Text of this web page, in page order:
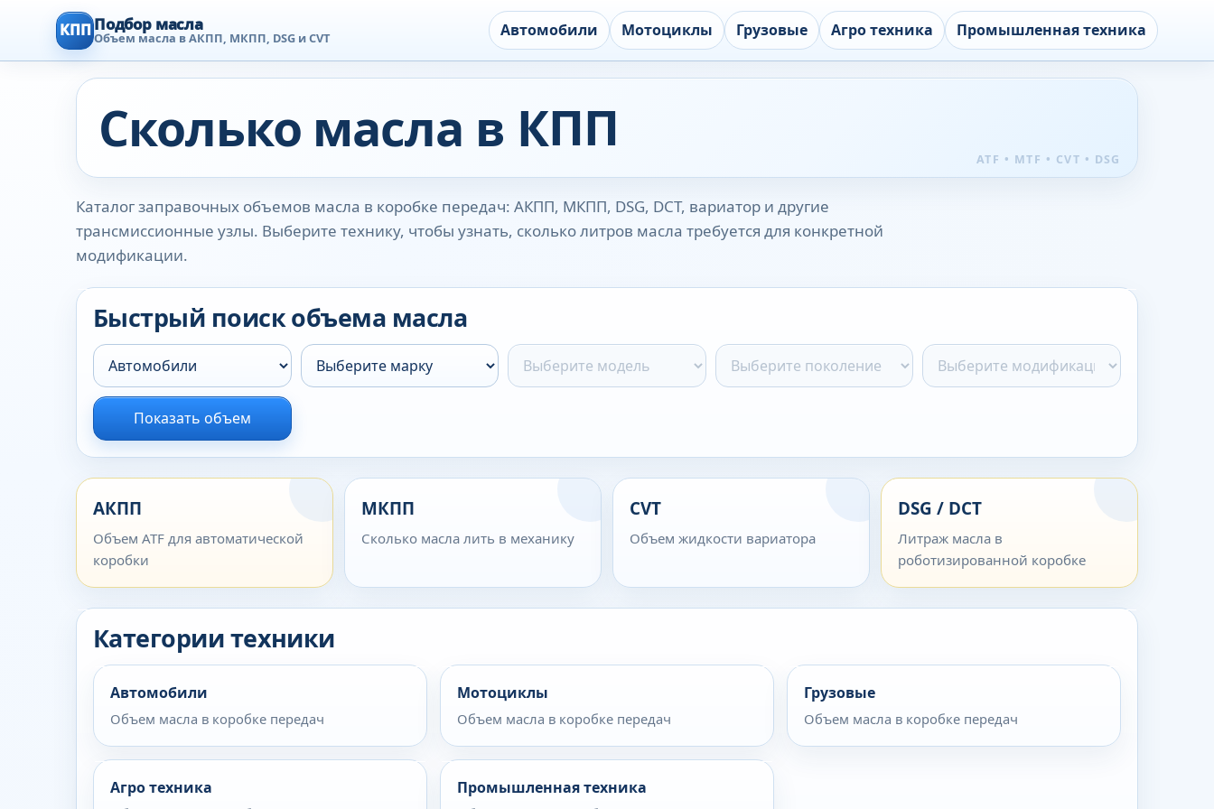
КПП Подбор масла
Объем масла в АКПП, МКПП, DSG и CVT Автомобили Мотоциклы Грузовые Агро техника Промышленная техника
Сколько масла в КПП
Каталог заправочных объемов масла в коробке передач: АКПП, МКПП, DSG, DCT, вариатор и другие
трансмиссионные узлы. Выберите технику, чтобы узнать, сколько литров масла требуется для конкретной
модификации.
Быстрый поиск объема масла
Показать объем
АКПП
Объем ATF для автоматической
коробки
МКПП
Сколько масла лить в механику
CVT
Объем жидкости вариатора
DSG / DCT
Литраж масла в
роботизированной коробке
Категории техники
Автомобили
Объем масла в коробке передач
Мотоциклы
Объем масла в коробке передач
Грузовые
Объем масла в коробке передач
Агро техника Промышленная техника